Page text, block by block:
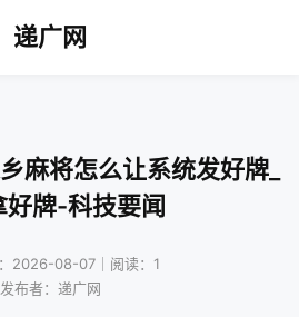
递广网
麻将怎么让系统发好牌_
好牌-科技要闻
2026-08-07｜阅读：1
发布者：递广网